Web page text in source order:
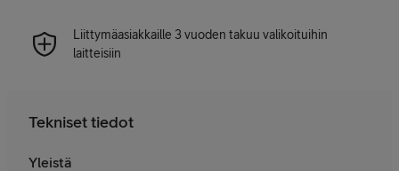
Liittymäasiakkaille 3 vuoden takuu valikoituihin
laitteisiin
Tekniset tiedot
Yleistä